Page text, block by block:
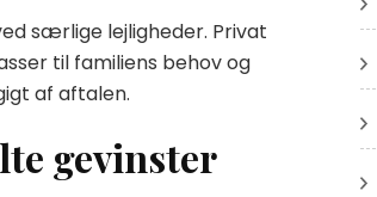
særlige lejligheder. Privat
til familiens behov og
af aftalen.
gevinster